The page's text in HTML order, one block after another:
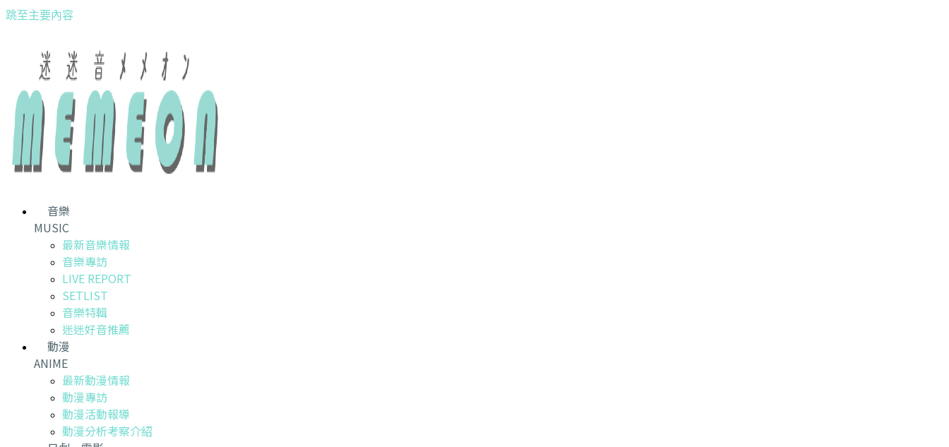
跳至主要內容
音樂
MUSIC
最新音樂情報
音樂專訪
LIVE REPORT
SETLIST
音樂特輯
迷迷好音推薦
動漫
ANIME
最新動漫情報
動漫專訪
動漫活動報導
動漫分析考察介紹